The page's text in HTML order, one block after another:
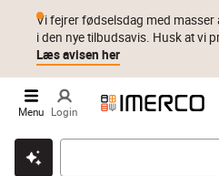
Klik & hent Byt i 1 år Prismatch
Vi fejrer fødselsdag med masser
i den nye tilbudsavis. Husk at vi
Læs avisen her
Menu Login